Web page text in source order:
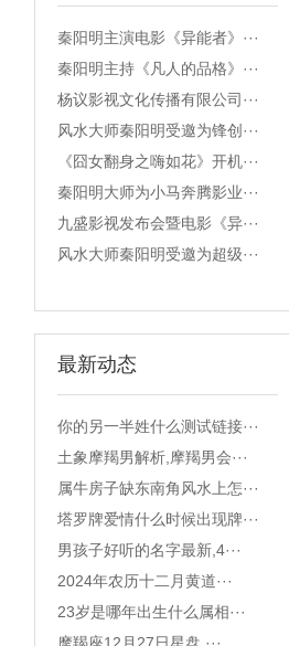
秦阳明主演电影《异能者》···
秦阳明主持《凡人的品格》···
杨议影视文化传播有限公司···
风水大师秦阳明受邀为锋创···
《囧女翻身之嗨如花》开机···
秦阳明大师为小马奔腾影业···
九盛影视发布会暨电影《异···
风水大师秦阳明受邀为超级···
最新动态
你的另一半姓什么测试链接···
土象摩羯男解析,摩羯男会···
属牛房子缺东南角风水上怎···
塔罗牌爱情什么时候出现牌···
男孩子好听的名字最新,4···
2024年农历十二月黄道···
23岁是哪年出生什么属相···